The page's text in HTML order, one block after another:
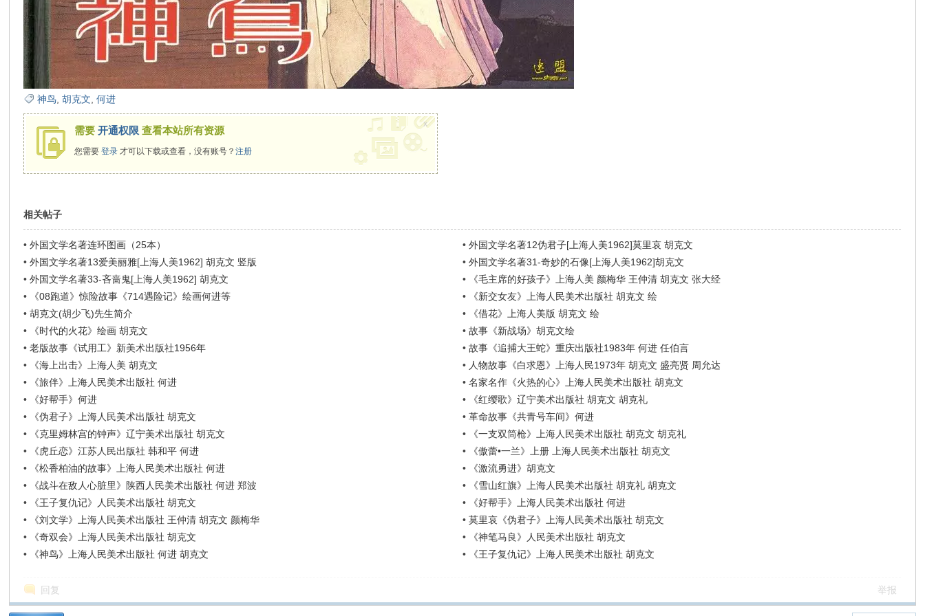
神鸟 ,胡克文 ,何进
需要开通权限 查看本站所有资源
您需要登录 才可以下载或查看，没有账号？注册
x
相关帖子
•外国文学名著连环图画（25本） • 外国文学名著12伪君子[上海人美1962]莫里哀 胡克文
•外国文学名著13爱美丽雅[上海人美1962] 胡克文 竖版 • 外国文学名著31-奇妙的石像[上海人美1962]胡克文
•外国文学名著33-吝啬鬼[上海人美1962] 胡克文 •
《毛主席的好孩子》上海人美 颜梅华 王仲清 胡克文 张大经
•
《08跑道》惊险故事《714遇险记》绘画何进等 •
《新交女友》上海人民美术出版社 胡克文 绘
•胡克文(胡少飞)先生简介 •
《借花》上海人美版 胡克文 绘
•
《时代的火花》绘画 胡克文 • 故事《新战场》胡克文绘
•老版故事《试用工》新美术出版社1956年 • 故事《追捕大王蛇》重庆出版社1983年 何进 任伯言
•
《海上出击》上海人美 胡克文 • 人物故事《白求恩》上海人民1973年 胡克文 盛亮贤 周允达
•
《旅伴》上海人民美术出版社 何进 • 名家名作《火热的心》上海人民美术出版社 胡克文
•
《好帮手》何进 •
《红缨歌》辽宁美术出版社 胡克文 胡克礼
•
《伪君子》上海人民美术出版社 胡克文 • 革命故事《共青号车间》何进
•
《克里姆林宫的钟声》辽宁美术出版社 胡克文 •
《一支双筒枪》上海人民美术出版社 胡克文 胡克礼
•
《虎丘恋》江苏人民出版社 韩和平 何进 •
《傲蕾•一兰》上册 上海人民美术出版社 胡克文
•
《松香柏油的故事》上海人民美术出版社 何进 •
《激流勇进》胡克文
•
《战斗在敌人心脏里》陕西人民美术出版社 何进 郑波 •
《雪山红旗》上海人民美术出版社 胡克礼 胡克文
•
《王子复仇记》人民美术出版社 胡克文 •
《好帮手》上海人民美术出版社 何进
•
《刘文学》上海人民美术出版社 王仲清 胡克文 颜梅华 • 莫里哀《伪君子》上海人民美术出版社 胡克文
•
《奇双会》上海人民美术出版社 胡克文 •
《神笔马良》人民美术出版社 胡克文
•
《神鸟》上海人民美术出版社 何进 胡克文 • 《王子复仇记》上海人民美术出版社 胡克文
回复 举报